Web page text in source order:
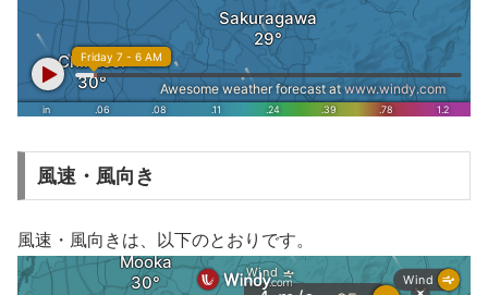
風速・風向き
風速・風向きは、以下のとおりです。